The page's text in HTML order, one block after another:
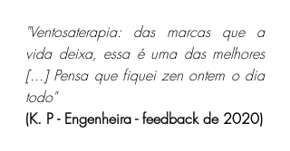
"Ventosaterapia: das marcas que a
vida deixa, essa é uma das melhores
[...] Pensa que fiquei zen ontem o dia
todo"
(K. P - Engenheira - feedback de 2020)